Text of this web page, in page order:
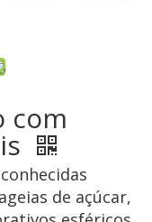
com
de açúcar,